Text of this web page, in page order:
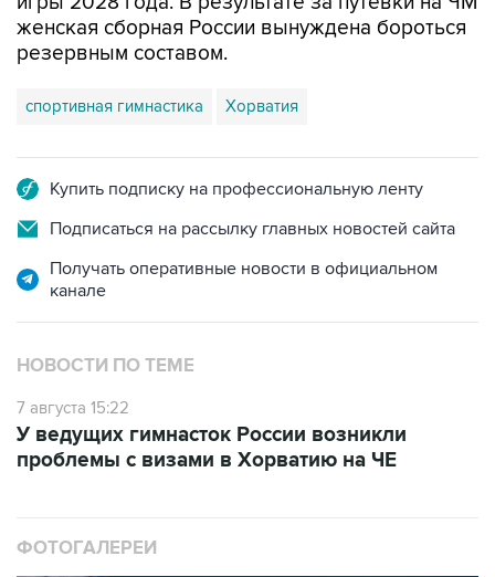
резервным составом.
спортивная гимнастика Хорватия
Подписаться на рассылку главных новостей сайта
Получать оперативные новости в официальном
канале
НОВОСТИ ПО ТЕМЕ
7 августа 15:22
проблемы с визами в Хорватию на ЧЕ